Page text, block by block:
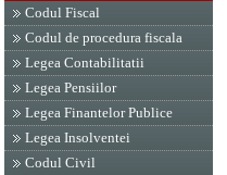
Codul Fiscal
Codul de procedura fiscala
Legea Contabilitatii
Legea Pensiilor
Legea Finantelor Publice
Legea Insolventei
Codul Civil